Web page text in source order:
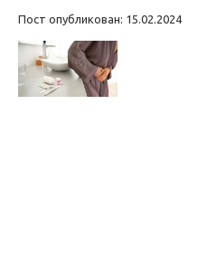
Пост опубликован: 15.02.2024